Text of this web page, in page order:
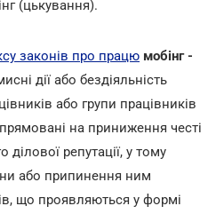
(цькування).
законів про працю мобінг -
дії або бездіяльність
або групи працівників
на приниження честі
ділової репутації, у тому
або припинення ним
що проявляються у формі